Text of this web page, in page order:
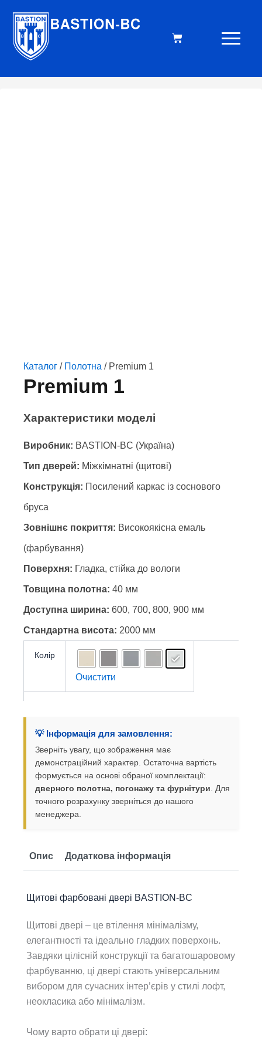
Каталог/Полотна/ Premium 1
Premium 1
Характеристики моделі
Виробник: BASTION-BC (Україна)
Тип дверей: Міжкімнатні (щитові)
Конструкція: Посилений каркас із соснового
бруса
Зовнішнє покриття: Високоякісна емаль
(фарбування)
Поверхня: Гладка, стійка до вологи
Товщина полотна: 40 мм
Доступна ширина: 600, 700, 800, 900 мм
Стандартна висота: 2000 мм
Колір
Очистити
💡 Інформація для замовлення:
Зверніть увагу, що зображення має
демонстраційний характер. Остаточна вартість
формується на основі обраної комплектації:
дверного полотна, погонажу та фурнітури. Для
точного розрахунку зверніться до нашого
менеджера.
Опис Додаткова інформація
Щитові фарбовані двері BASTION-BC
Щитові двері – це втілення мінімалізму,
елегантності та ідеально гладких поверхонь.
Завдяки цілісній конструкції та багатошаровому
фарбуванню, ці двері стають універсальним
вибором для сучасних інтер’єрів у стилі лофт,
неокласика або мінімалізм.
Чому варто обрати ці двері: